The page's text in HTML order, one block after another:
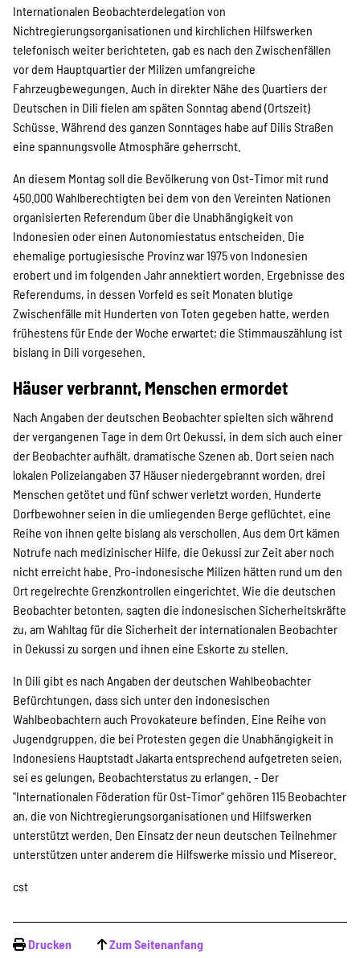
Stellenangebote
Werde Mitglied
Newsletter abonnieren
SPENDEN
Über uns
Kontakt
english
Indonesian
Suche
Internationalen Beobachterdelegation von
Nichtregierungsorganisationen und kirchlichen Hilfswerken
telefonisch weiter berichteten, gab es nach den Zwischenfällen
vor dem Hauptquartier der Milizen umfangreiche
Fahrzeugbewegungen. Auch in direkter Nähe des Quartiers der
Deutschen in Dili fielen am späten Sonntag abend (Ortszeit)
Schüsse. Während des ganzen Sonntages habe auf Dilis Straßen
eine spannungsvolle Atmosphäre geherrscht.
An diesem Montag soll die Bevölkerung von Ost-Timor mit rund
450.000 Wahlberechtigten bei dem von den Vereinten Nationen
organisierten Referendum über die Unabhängigkeit von
Indonesien oder einen Autonomiestatus entscheiden. Die
ehemalige portugiesische Provinz war 1975 von Indonesien
erobert und im folgenden Jahr annektiert worden. Ergebnisse des
Referendums, in dessen Vorfeld es seit Monaten blutige
Zwischenfälle mit Hunderten von Toten gegeben hatte, werden
frühestens für Ende der Woche erwartet; die Stimmauszählung ist
bislang in Dili vorgesehen.
Häuser verbrannt, Menschen ermordet
Nach Angaben der deutschen Beobachter spielten sich während
der vergangenen Tage in dem Ort Oekussi, in dem sich auch einer
der Beobachter aufhält, dramatische Szenen ab. Dort seien nach
lokalen Polizeiangaben 37 Häuser niedergebrannt worden, drei
Menschen getötet und fünf schwer verletzt worden. Hunderte
Dorfbewohner seien in die umliegenden Berge geflüchtet, eine
Reihe von ihnen gelte bislang als verschollen. Aus dem Ort kämen
Notrufe nach medizinischer Hilfe, die Oekussi zur Zeit aber noch
nicht erreicht habe. Pro-indonesische Milizen hätten rund um den
Ort regelrechte Grenzkontrollen eingerichtet. Wie die deutschen
Beobachter betonten, sagten die indonesischen Sicherheitskräfte
zu, am Wahltag für die Sicherheit der internationalen Beobachter
in Oekussi zu sorgen und ihnen eine Eskorte zu stellen.
In Dili gibt es nach Angaben der deutschen Wahlbeobachter
Befürchtungen, dass sich unter den indonesischen
Wahlbeobachtern auch Provokateure befinden. Eine Reihe von
Jugendgruppen, die bei Protesten gegen die Unabhängigkeit in
Indonesiens Hauptstadt Jakarta entsprechend aufgetreten seien,
sei es gelungen, Beobachterstatus zu erlangen. - Der
"Internationalen Föderation für Ost-Timor" gehören 115 Beobachter
an, die von Nichtregierungsorganisationen und Hilfswerken
unterstützt werden. Den Einsatz der neun deutschen Teilnehmer
unterstützen unter anderem die Hilfswerke missio und Misereor.
cst
Drucken Zum Seitenanfang